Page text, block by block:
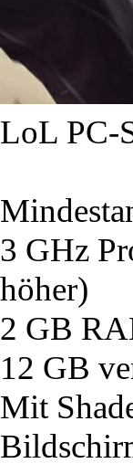
LoL PC-
3 GHz
höher)
2 GB
12 GB
Mit